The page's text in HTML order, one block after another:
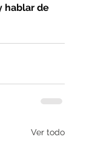
hablar de
Ver todo